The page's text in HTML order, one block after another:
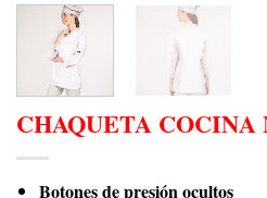
CHAQUETA
Botones de presión ocultos